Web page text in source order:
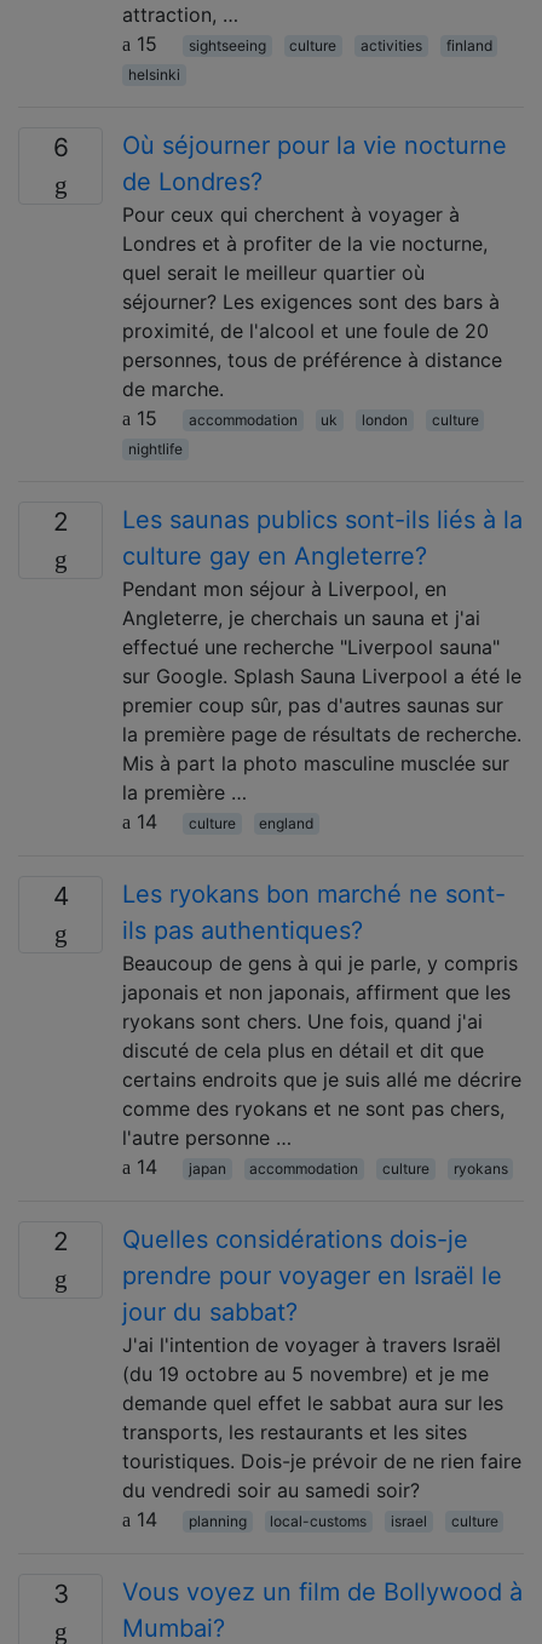
attraction, …
15
sightseeing culture activities
finland
helsinki
6
Où séjourner pour la vie nocturne
de Londres?
Pour ceux qui cherchent à voyager à
Londres et à profiter de la vie nocturne,
quel serait le meilleur quartier où
séjourner? Les exigences sont des bars à
proximité, de l'alcool et une foule de 20
personnes, tous de préférence à distance
de marche.
15
accommodation uk london
culture
nightlife
2
Les saunas publics sont-ils liés à la
culture gay en Angleterre?
Pendant mon séjour à Liverpool, en
Angleterre, je cherchais un sauna et j'ai
effectué une recherche "Liverpool sauna"
sur Google. Splash Sauna Liverpool a été le
premier coup sûr, pas d'autres saunas sur
la première page de résultats de recherche.
Mis à part la photo masculine musclée sur
la première …
14
culture england
4
Les ryokans bon marché ne sont-
ils pas authentiques?
Beaucoup de gens à qui je parle, y compris
japonais et non japonais, affirment que les
ryokans sont chers. Une fois, quand j'ai
discuté de cela plus en détail et dit que
certains endroits que je suis allé me ​​décrire
comme des ryokans et ne sont pas chers,
l'autre personne …
14
japan accommodation culture ryokans
2
Quelles considérations dois-je
prendre pour voyager en Israël le
jour du sabbat?
J'ai l'intention de voyager à travers Israël
(du 19 octobre au 5 novembre) et je me
demande quel effet le sabbat aura sur les
transports, les restaurants et les sites
touristiques. Dois-je prévoir de ne rien faire
du vendredi soir au samedi soir?
14
planning local-customs israel culture
3
Vous voyez un film de Bollywood à
Mumbai?